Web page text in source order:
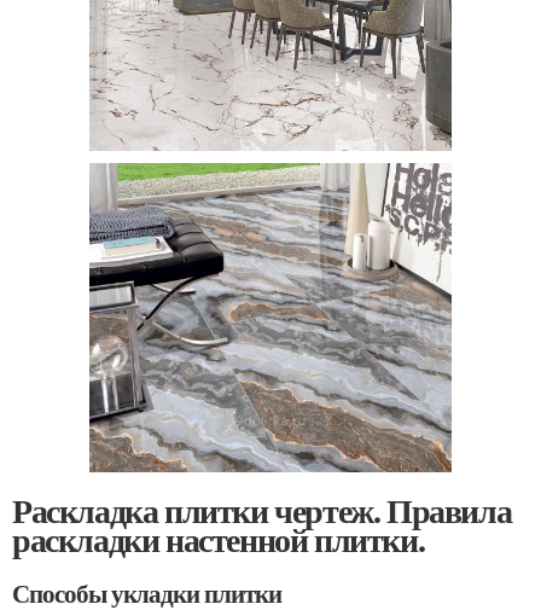
Раскладка плитки чертеж. Правила
раскладки настенной плитки.
Способы укладки плитки